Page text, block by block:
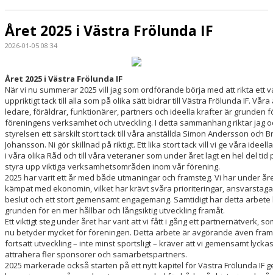
Året 2025 i Västra Frölunda IF
2026-01-05 08:34
Året 2025 i Västra Frölunda IF
När vi nu summerar 2025 vill jag som ordförande börja med att rikta ett
uppriktigt tack till alla som på olika sätt bidrar till Västra Frölunda IF. Våra
ledare, föräldrar, funktionärer, partners och ideella krafter är grunden
föreningens verksamhet och utveckling. I detta sammanhang riktar jag
styrelsen ett särskilt stort tack till våra anställda Simon Andersson och
Johansson. Ni gör skillnad på riktigt. Ett lika stort tack vill vi ge våra
i våra olika Råd och till våra veteraner som under året lagt en hel del tid
styra upp viktiga verksamhetsområden inom vår förening.
2025 har varit ett år med både utmaningar och framsteg. Vi har under
kämpat med ekonomin, vilket har krävt svåra prioriteringar,
beslut och ett stort gemensamt engagemang. Samtidigt har detta arbete
grunden för en mer hållbar och långsiktig utveckling framåt.
Ett viktigt steg under året har varit att vi fått i gång ett partnernätverk,
nu betyder mycket för föreningen. Detta arbete är avgörande även
fortsatt utveckling – inte minst sportsligt – kräver att vi gemensamt lyckas
attrahera fler sponsorer och samarbetspartners.
2025 markerade också starten på ett nytt kapitel för Västra Frölunda IF